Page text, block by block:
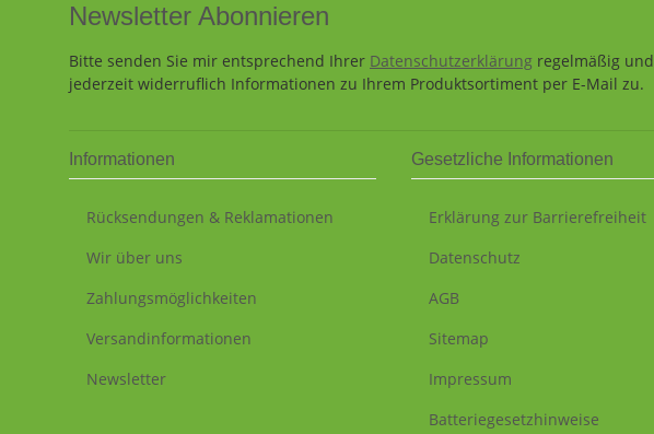
Newsletter Abonnieren
Bitte senden Sie mir entsprechend Ihrer Datenschutzerklärung regelmäßig und
jederzeit widerruflich Informationen zu Ihrem Produktsortiment per E-Mail zu.
Informationen
Rücksendungen & Reklamationen
Wir über uns
Zahlungsmöglichkeiten
Versandinformationen
Newsletter
Gesetzliche Informationen
Erklärung zur Barrierefreiheit
Datenschutz
AGB
Sitemap
Impressum
Batteriegesetzhinweise